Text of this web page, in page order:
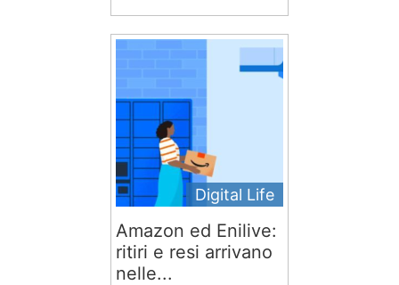
Digital Life
Amazon ed Enilive:
ritiri e resi arrivano
nelle...